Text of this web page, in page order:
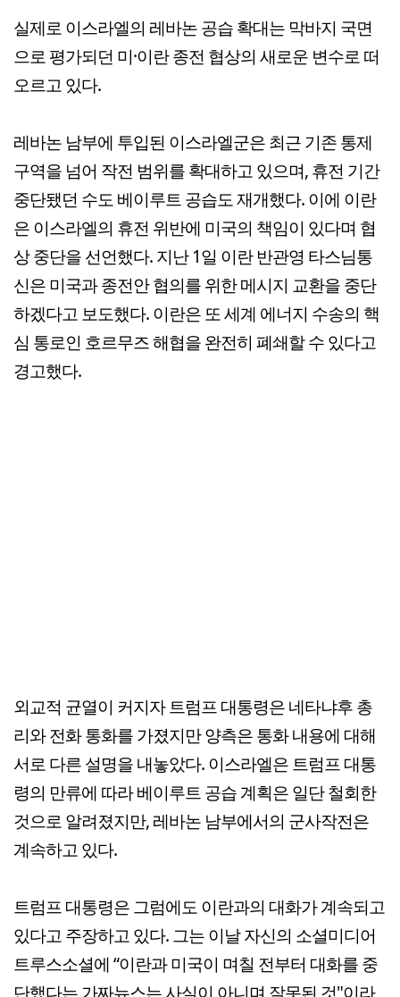
실제로 이스라엘의 레바논 공습 확대는 막바지 국면
으로 평가되던 미·이란 종전 협상의 새로운 변수로 떠
오르고 있다.
레바논 남부에 투입된 이스라엘군은 최근 기존 통제
구역을 넘어 작전 범위를 확대하고 있으며, 휴전 기간
중단됐던 수도 베이루트 공습도 재개했다. 이에 이란
은 이스라엘의 휴전 위반에 미국의 책임이 있다며 협
상 중단을 선언했다. 지난 1일 이란 반관영 타스님통
신은 미국과 종전안 협의를 위한 메시지 교환을 중단
하겠다고 보도했다. 이란은 또 세계 에너지 수송의 핵
심 통로인 호르무즈 해협을 완전히 폐쇄할 수 있다고
경고했다.
외교적 균열이 커지자 트럼프 대통령은 네타냐후 총
리와 전화 통화를 가졌지만 양측은 통화 내용에 대해
서로 다른 설명을 내놓았다. 이스라엘은 트럼프 대통
령의 만류에 따라 베이루트 공습 계획은 일단 철회한
것으로 알려졌지만, 레바논 남부에서의 군사작전은
계속하고 있다.
트럼프 대통령은 그럼에도 이란과의 대화가 계속되고
있다고 주장하고 있다. 그는 이날 자신의 소셜미디어
트루스소셜에 “이란과 미국이 며칠 전부터 대화를 중
단했다는 가짜뉴스는 사실이 아니며 잘못된 것"이라